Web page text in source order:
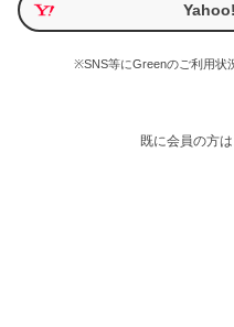
※SNS等にGreenのご利用状
既に会員の方